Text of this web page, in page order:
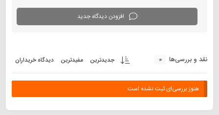
افزودن دیدگاه جدید
نقد و بررسی‌ها 0 جدیدترین مفیدترین دیدگاه خریداران
هنوز بررسی‌ای ثبت نشده است.